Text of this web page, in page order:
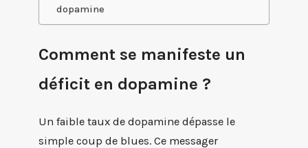
dopamine
Comment se manifeste un
déficit en dopamine ?
Un faible taux de dopamine dépasse le
simple coup de blues. Ce messager